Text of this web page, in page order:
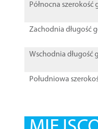
Północna szerokość
Zachodnia długość
Wschodnia długość
Południowa